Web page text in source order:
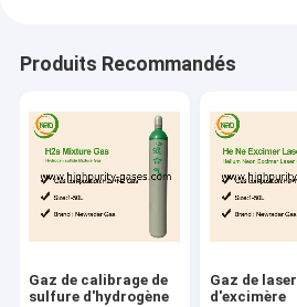
Produits Recommandés
Gaz de calibrage de
sulfure d'hydrogène
Gaz de laser
d'excimère